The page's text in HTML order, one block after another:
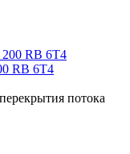
RB 6Т4
потока